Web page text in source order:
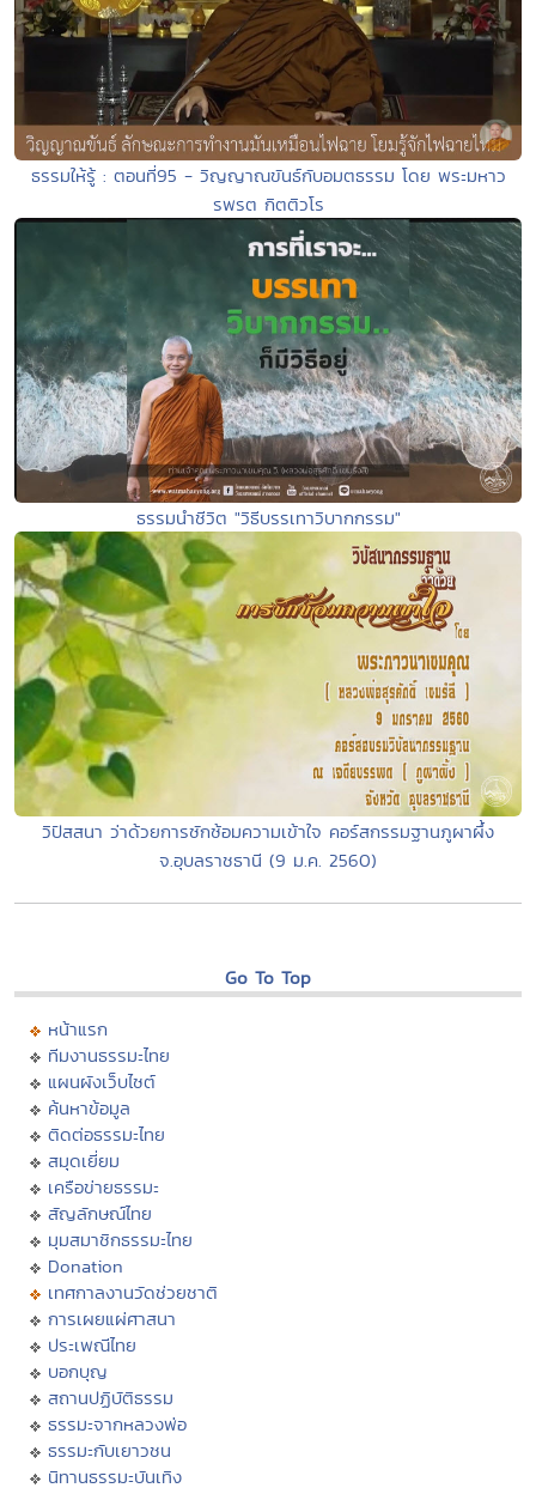
ธรรมให้รู้ : ตอนที่95 - วิญญาณขันธ์กับอมตธรรม โดย พระมหาว
รพรต กิตติวโร
ธรรมนำชีวิต "วิธีบรรเทาวิบากกรรม"
วิปัสสนา ว่าด้วยการซักซ้อมความเข้าใจ คอร์สกรรมฐานภูผาผึ้ง
จ.อุบลราชธานี (9 ม.ค. 2560)
Go To Top
หน้าแรก
ทีมงานธรรมะไทย
แผนผังเว็บไซต์
ค้นหาข้อมูล
ติดต่อธรรมะไทย
สมุดเยี่ยม
เครือข่ายธรรมะ
สัญลักษณ์ไทย
มุมสมาชิกธรรมะไทย
Donation
เทศกาลงานวัดช่วยชาติ
การเผยแผ่ศาสนา
ประเพณีไทย
บอกบุญ
สถานปฏิบัติธรรม
ธรรมะจากหลวงพ่อ
ธรรมะกับเยาวชน
นิทานธรรมะบันเทิง